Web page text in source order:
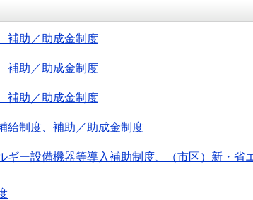
補助／助成金制度
補助／助成金制度
補助／助成金制度
給制度、補助／助成金制度
ギー設備機器等導入補助制度、（市区）新・